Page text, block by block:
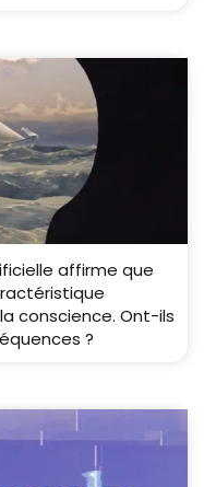
affirme que
conscience. Ont-ils
?